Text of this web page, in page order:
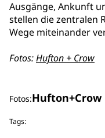
Ausgänge, Ankunft
stellen die zentralen
Wege miteinander
Fotos:Hufton + Crow
Fotos:Hufton+Crow
Tags: